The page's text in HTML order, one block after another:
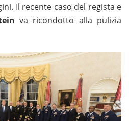
Il recente caso del regista e
va ricondotto alla pulizia